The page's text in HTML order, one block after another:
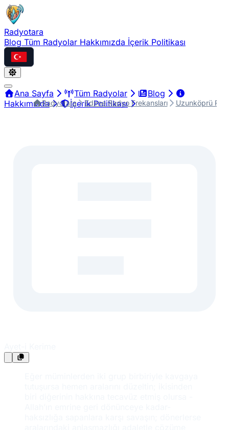
Radyotara
Blog Tüm Radyolar Hakkımızda İçerik Politikası
Türkçe
Ana Sayfa Tüm Radyolar
Blog
Hakkımızda
İçerik Politikası
Radyotara Edirne Radyo Frekansları Uzunköprü